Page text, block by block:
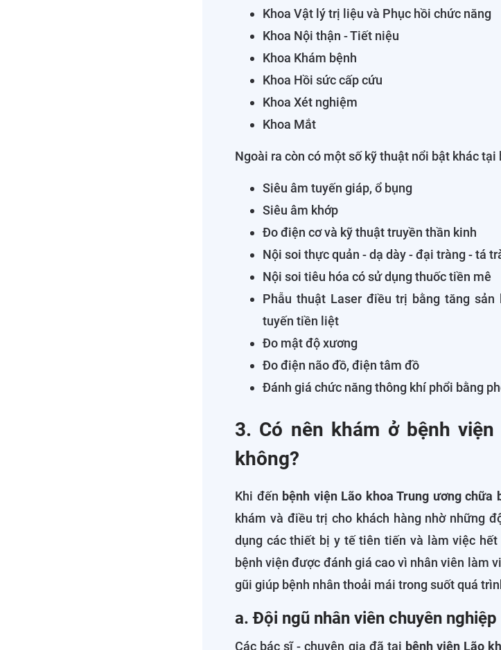
Khoa Vật lý trị liệu và Phục hồi chức năng
Khoa Nội thận - Tiết niệu
Khoa Khám bệnh
Khoa Hồi sức cấp cứu
Khoa Xét nghiệm
Khoa Mắt
Ngoài ra còn có một số kỹ thuật nổi bật khác tại
Siêu âm tuyến giáp, ổ bụng
Siêu âm khớp
Đo điện cơ và kỹ thuật truyền thần kinh
Nội soi thực quản - dạ dày - đại tràng - tá
Nội soi tiêu hóa có sử dụng thuốc tiền mê
Phẫu thuật Laser điều trị bằng tăng
tuyến tiền liệt
Đo mật độ xương
Đo điện não đồ, điện tâm đồ
Đánh giá chức năng thông khí phổi bằng
3. Có nên khám ở bệnh
không?
Khi đến bệnh viện Lão khoa Trung ương chữa
khám và điều trị cho khách hàng nhờ những
dụng các thiết bị y tế tiên tiến và làm việc
bệnh viện được đánh giá cao vì nhân viên làm
gũi giúp bệnh nhân thoải mái trong suốt quá
a. Đội ngũ nhân viên chuyên nghiệp
Các bác sĩ - chuyên gia đã tại bệnh viện Lão